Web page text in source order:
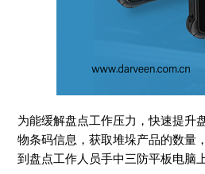
为能缓解盘点工作压力，快速提升
物条码信息，获取堆垛产品的数量
到盘点工作人员手中三防平板电脑